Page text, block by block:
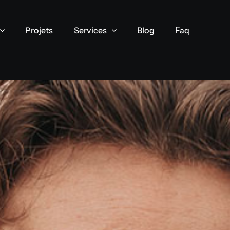
Projets Services Blog Faq
Projets Services Blog Faq